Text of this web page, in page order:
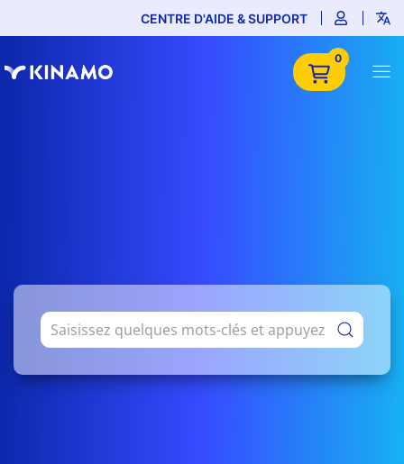
CENTRE D'AIDE & SUPPORT
0